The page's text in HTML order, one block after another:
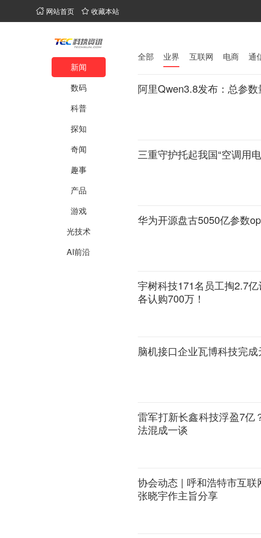
网站首页 收藏本站
新闻
数码
科普
探知
奇闻
趣事
产品
游戏
光技术
AI前沿
全部 业界 互联网 电商 通
阿里Qwen3.8发布：总参
三重守护托起我国“空调用
华为开源盘古5050亿参数
宇树科技171名员工掏2.7
各认购700万！
脑机接口企业瓦博科技完
雷军打新长鑫科技浮盈7亿
法混成一谈
协会动态 | 呼和浩特市互
张晓宇作主旨分享